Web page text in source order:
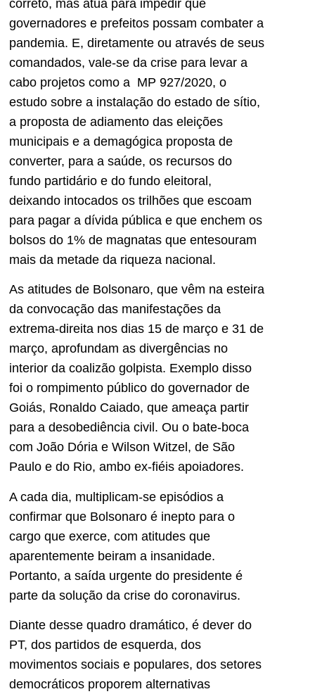
correto, mas atua para impedir que
governadores e prefeitos possam combater a
pandemia. E, diretamente ou através de seus
comandados, vale-se da crise para levar a
cabo projetos como a MP 927/2020, o
estudo sobre a instalação do estado de sítio,
a proposta de adiamento das eleições
municipais e a demagógica proposta de
converter, para a saúde, os recursos do
fundo partidário e do fundo eleitoral,
deixando intocados os trilhões que escoam
para pagar a dívida pública e que enchem os
bolsos do 1% de magnatas que entesouram
mais da metade da riqueza nacional.
As atitudes de Bolsonaro, que vêm na esteira
da convocação das manifestações da
extrema-direita nos dias 15 de março e 31 de
março, aprofundam as divergências no
interior da coalizão golpista. Exemplo disso
foi o rompimento público do governador de
Goiás, Ronaldo Caiado, que ameaça partir
para a desobediência civil. Ou o bate-boca
com João Dória e Wilson Witzel, de São
Paulo e do Rio, ambo ex-fiéis apoiadores.
A cada dia, multiplicam-se episódios a
confirmar que Bolsonaro é inepto para o
cargo que exerce, com atitudes que
aparentemente beiram a insanidade.
Portanto, a saída urgente do presidente é
parte da solução da crise do coronavirus.
Diante desse quadro dramático, é dever do
PT, dos partidos de esquerda, dos
movimentos sociais e populares, dos setores
democráticos proporem alternativas